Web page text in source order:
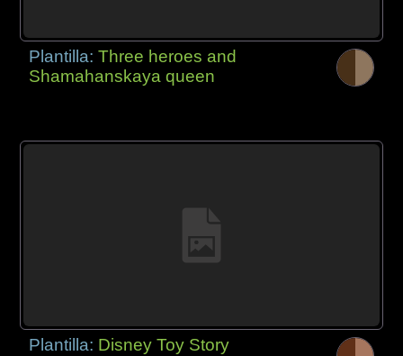
Plantilla:Three heroes and
Shamahanskaya queen
Plantilla: Disney Toy Story